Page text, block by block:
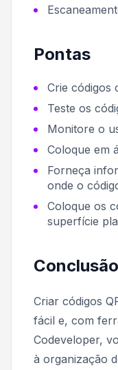
Pontas
Crie códigos
Teste os
Monitore o
Coloque em
Forneça
onde o
Coloque os
superfície
Conclusão
Criar códigos
fácil e, com
Codeveloper,
à organização